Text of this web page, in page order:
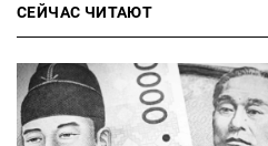
СЕЙЧАС ЧИТАЮТ